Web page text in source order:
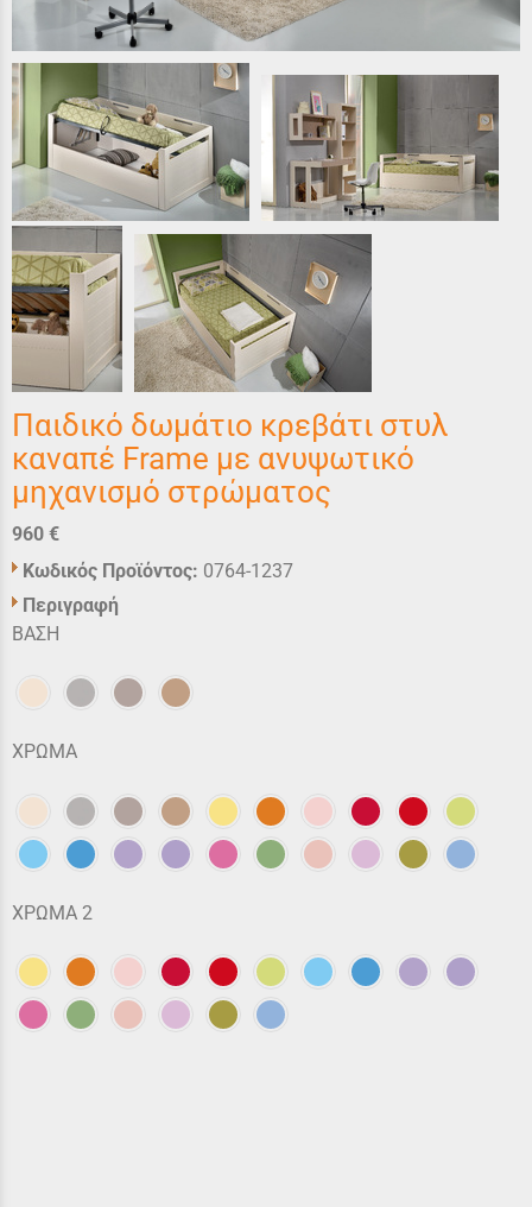
Παιδικό δωμάτιο κρεβάτι στυλ
καναπέ Frame με ανυψωτικό
μηχανισμό στρώματος
960 €
Κωδικός Προϊόντος: 0764-1237
Περιγραφή
ΒΑΣΗ
ΧΡΩΜΑ
ΧΡΩΜΑ 2